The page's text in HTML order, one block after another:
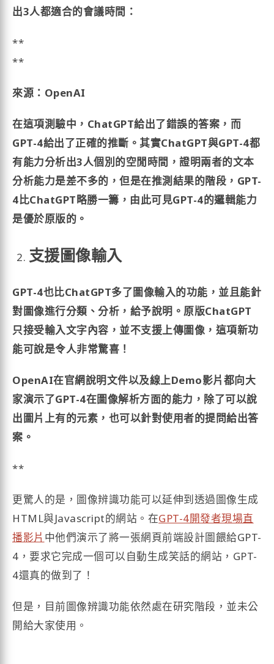
出3人都適合的會議時間：
**
**
來源：OpenAI
在這項測驗中，ChatGPT給出了錯誤的答案，而
GPT-4給出了正確的推斷。其實ChatGPT與GPT-4都
有能力分析出3人個別的空閒時間，證明兩者的文本
分析能力是差不多的，但是在推測結果的階段，GPT-
4比ChatGPT略勝一籌，由此可見GPT-4的邏輯能力
是優於原版的。
支援圖像輸入
GPT-4也比ChatGPT多了圖像輸入的功能，並且能針
對圖像進行分類、分析，給予說明。原版ChatGPT
只接受輸入文字內容，並不支援上傳圖像，這項新功
能可說是令人非常驚喜！
OpenAI在官網說明文件以及線上Demo影片都向大
家演示了GPT-4在圖像解析方面的能力，除了可以說
出圖片上有的元素，也可以針對使用者的提問給出答
案。
**
更驚人的是，圖像辨識功能可以延伸到透過圖像生成
HTML與Javascript的網站。在GPT-4開發者現場直
播影片 中他們演示了將一張網頁前端設計圖餵給GPT-
4，要求它完成一個可以自動生成笑話的網站，GPT-
4還真的做到了！
但是，目前圖像辨識功能依然處在研究階段，並未公
開給大家使用。